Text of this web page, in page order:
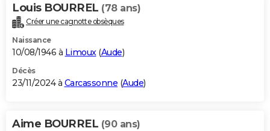
Louis BOURREL (78 ans)
Créer une cagnotte obsèques
Naissance
10/08/1946 à Limoux(Aude)
Décès
23/11/2024 à Carcassonne (Aude)
Aime BOURREL (90 ans)